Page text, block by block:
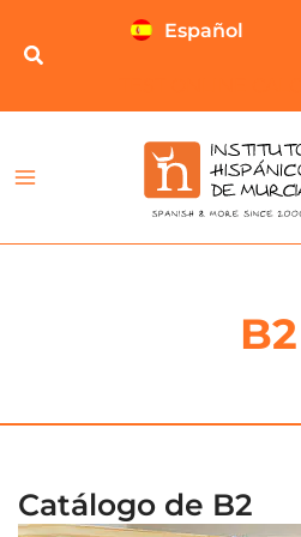
contenido
Español
B2
Catálogo de B2